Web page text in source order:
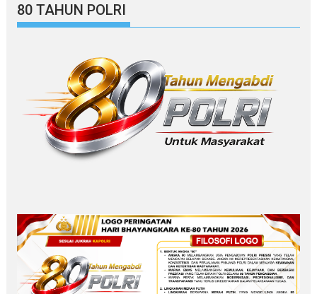
80 TAHUN POLRI